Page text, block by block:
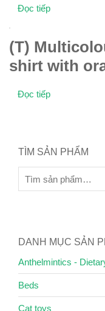
Đọc tiếp
(T)
shirt with
Đọc tiếp
TÌM SẢN PHẨM
DANH MỤC SẢN
Anthelmintics -
Beds
Cat toys